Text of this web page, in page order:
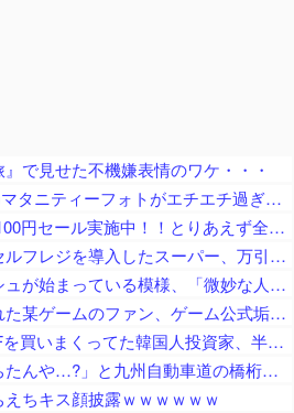
で見せた不機嫌表情のワケ・・・
【画像】中川翔子さん(40)マタニティーフォトがエチエチ過ぎるｗｗｗｗｗｗｗｗ
【期間限定】MGS動画が100円セール実施中！！とりあえず全部買うやろｗｗｗｗｗ
人件費削減などを目的にセルフレジを導入したスーパー、万引き被害が急増 被害額は推定約５００万円
タレントの海外移住ラッシュが始まっている模様、「微妙な人ばっかで憧れない」と指摘する声も……
熊本地震で実家がぶっ壊れた某ゲームのファン、ゲーム公式垢が投稿自粛を発表してしまうと……
少し前までレバレッジETFを買いまくってた韓国人投資家、半導体株が下落局面に突入したと判断した途端に……
「でもなんで片側だけ落ちたんや…?」と九州自動車道の橋桁の様子に土木関係者が困惑、橋桁が残ったことは大絶賛するも……
えちキス顔披露ｗｗｗｗｗｗ